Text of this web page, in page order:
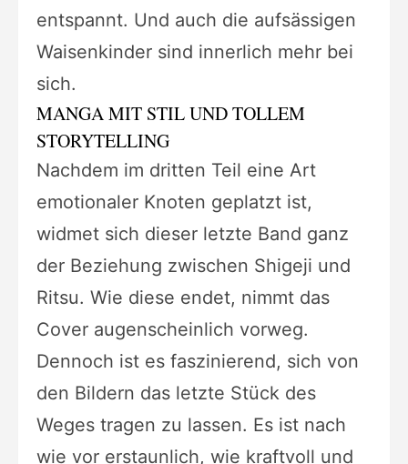
entspannt. Und auch die aufsässigen
Waisenkinder sind innerlich mehr bei
sich.
MANGA MIT STIL UND TOLLEM
STORYTELLING
Nachdem im dritten Teil eine Art
emotionaler Knoten geplatzt ist,
widmet sich dieser letzte Band ganz
der Beziehung zwischen Shigeji und
Ritsu. Wie diese endet, nimmt das
Cover augenscheinlich vorweg.
Dennoch ist es faszinierend, sich von
den Bildern das letzte Stück des
Weges tragen zu lassen. Es ist nach
wie vor erstaunlich, wie kraftvoll und